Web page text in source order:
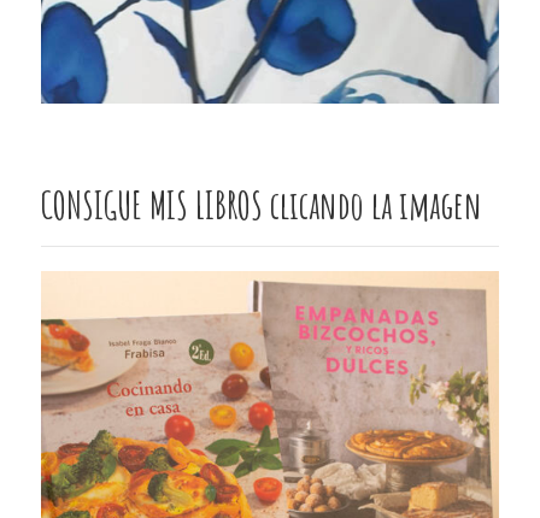
CONSIGUE MIS LIBROS clicando la imagen